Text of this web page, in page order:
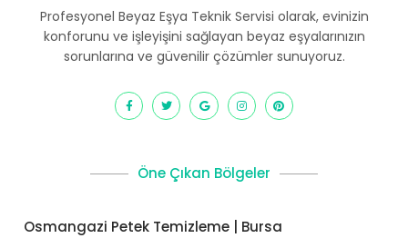
Profesyonel Beyaz Eşya Teknik Servisi olarak, evinizin
konforunu ve işleyişini sağlayan beyaz eşyalarınızın
sorunlarına ve güvenilir çözümler sunuyoruz.
Öne Çıkan Bölgeler
Osmangazi Petek Temizleme | Bursa